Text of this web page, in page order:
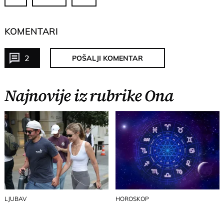
KOMENTARI
2 POŠALJI KOMENTAR
Najnovije iz rubrike Ona
LJUBAV HOROSKOP